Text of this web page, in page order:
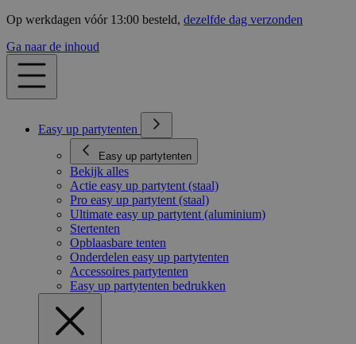
Op werkdagen vóór 13:00 besteld, dezelfde dag verzonden
Ga naar de inhoud
Easy up partytenten
Easy up partytenten
Bekijk alles
Actie easy up partytent (staal)
Pro easy up partytent (staal)
Ultimate easy up partytent (aluminium)
Stertenten
Opblaasbare tenten
Onderdelen easy up partytenten
Accessoires partytenten
Easy up partytenten bedrukken